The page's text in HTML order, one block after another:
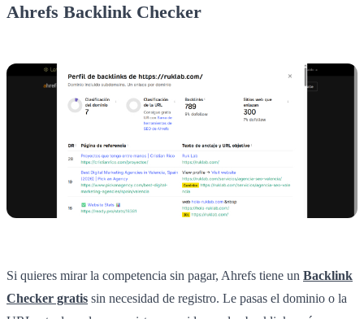
Ahrefs Backlink Checker
Si quieres mirar la competencia sin pagar, Ahrefs tiene un Backlink
Checker gratis sin necesidad de registro. Le pasas el dominio o la